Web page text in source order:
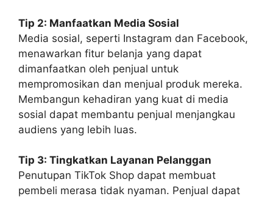
Tip 2: Manfaatkan Media Sosial
Media sosial, seperti Instagram dan Facebook,
menawarkan fitur belanja yang dapat
dimanfaatkan oleh penjual untuk
mempromosikan dan menjual produk mereka.
Membangun kehadiran yang kuat di media
sosial dapat membantu penjual menjangkau
audiens yang lebih luas.
Tip 3: Tingkatkan Layanan Pelanggan
Penutupan TikTok Shop dapat membuat
pembeli merasa tidak nyaman. Penjual dapat